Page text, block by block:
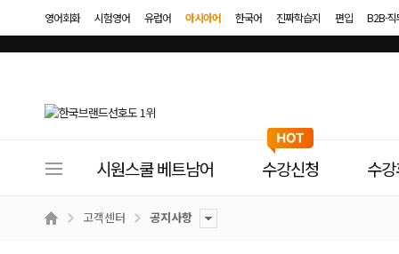
영어회화 시험영어 유럽어 아시아어 한국어 진짜학습지 편입 B2B·
이
메
시원스쿨 베트남어 수강신청 수
고객센터 공지사항